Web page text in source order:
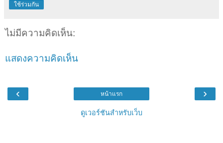
ใช้ร่วมกัน
ไม่มีความคิดเห็น:
แสดงความคิดเห็น
‹ ›
หน้าแรก
ดูเวอร์ชันสำหรับเว็บ